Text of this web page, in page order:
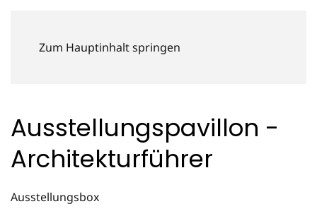
Zum Hauptinhalt springen
Ausstellungspavillon -
Architekturführer
Ausstellungsbox